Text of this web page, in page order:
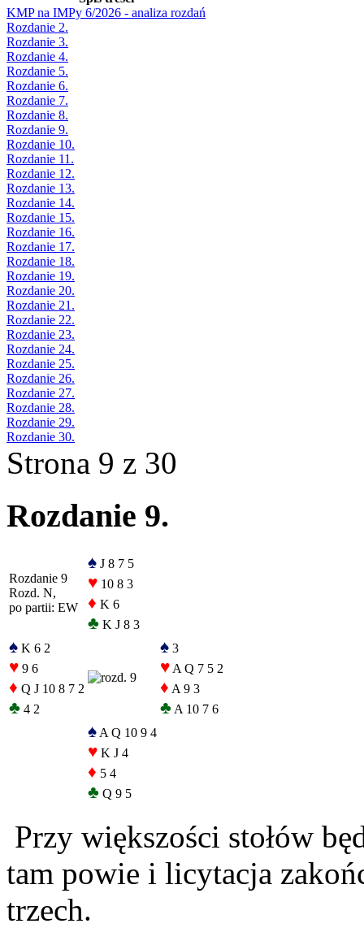
KMP na IMPy 6/2026 - analiza rozdań
Rozdanie 2.
Rozdanie 3.
Rozdanie 4.
Rozdanie 5.
Rozdanie 6.
Rozdanie 7.
Rozdanie 8.
Rozdanie 9.
Rozdanie 10.
Rozdanie 11.
Rozdanie 12.
Rozdanie 13.
Rozdanie 14.
Rozdanie 15.
Rozdanie 16.
Rozdanie 17.
Rozdanie 18.
Rozdanie 19.
Rozdanie 20.
Rozdanie 21.
Rozdanie 22.
Rozdanie 23.
Rozdanie 24.
Rozdanie 25.
Rozdanie 26.
Rozdanie 27.
Rozdanie 28.
Rozdanie 29.
Rozdanie 30.
Strona 9 z 30
Rozdanie 9.
Rozdanie 9
Rozd. N,
po partii: EW
♠ J 8 7 5
♥ 10 8 3
♦ K 6
♣ K J 8 3
♠ K 6 2
♥ 9 6
♦ Q J 10 8 7 2
♣ 4 2
♠ 3
♥ A Q 7 5 2
♦ A 9 3
♣ A 10 7 6
♠ A Q 10 9 4
♥ K J 4
♦ 5 4
♣ Q 9 5
Przy większości stołów
tam powie i licytacja
trzech.